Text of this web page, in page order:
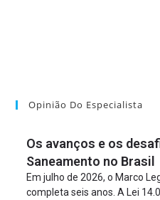
Opinião Do Especialista
Os avanços e os
Saneamento no Brasil
Em julho de 2026, o Marco
completa seis anos. A Lei